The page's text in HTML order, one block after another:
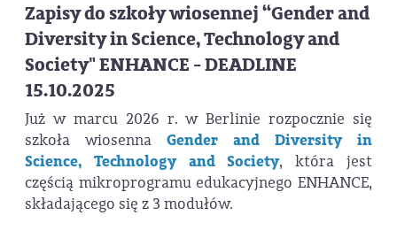
Zapisy do szkoły wiosennej “Gender and
Diversity in Science, Technology and
Society" ENHANCE - DEADLINE
15.10.2025
Już w marcu 2026 r. w Berlinie rozpocznie się
szkoła wiosenna Gender and Diversity in
Science, Technology and Society, która jest
częścią mikroprogramu edukacyjnego ENHANCE,
składającego się z 3 modułów.